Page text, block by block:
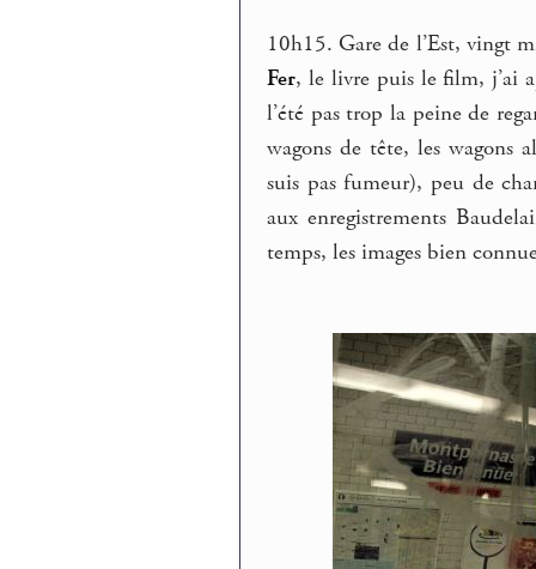
10h15. Gare de l’Est, vingt
Fer, le livre puis le film, j’ai
l’été pas trop la peine de
wagons de tête, les wagons
suis pas fumeur), peu de
aux enregistrements
temps, les images bien